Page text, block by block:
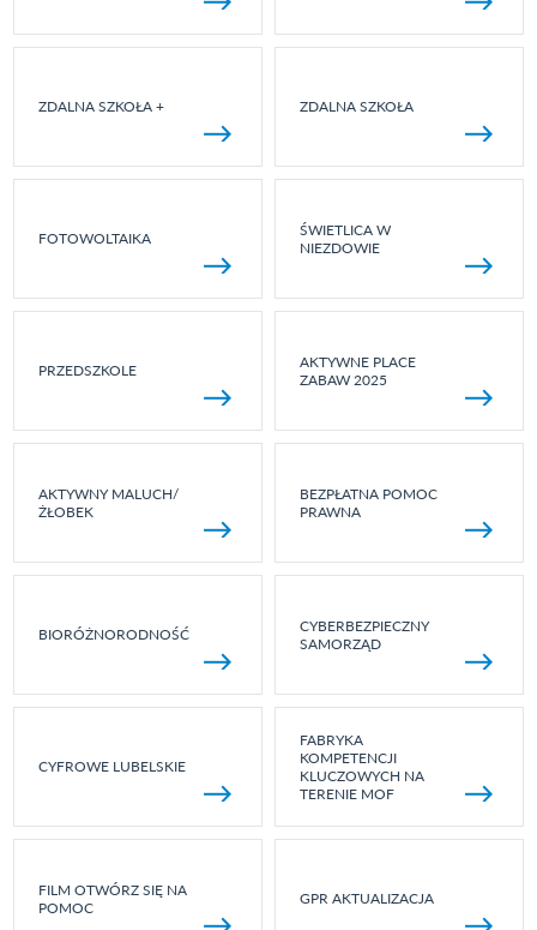
ZDALNA SZKOŁA + ZDALNA SZKOŁA
FOTOWOLTAIKA
ŚWIETLICA W
NIEZDOWIE
PRZEDSZKOLE
AKTYWNE PLACE
ZABAW 2025
AKTYWNY MALUCH/
ŻŁOBEK
BEZPŁATNA POMOC
PRAWNA
BIORÓŻNORODNOŚĆ
CYBERBEZPIECZNY
SAMORZĄD
CYFROWE LUBELSKIE
FABRYKA
KOMPETENCJI
KLUCZOWYCH NA
TERENIE MOF
FILM OTWÓRZ SIĘ NA
POMOC
GPR AKTUALIZACJA